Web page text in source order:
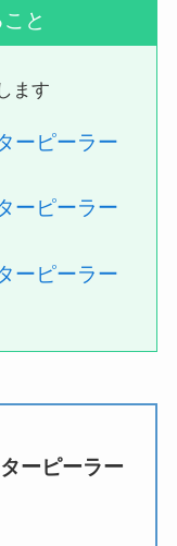
と
ます
ーピーラー
ーピーラー
ーピーラー
ーピーラー